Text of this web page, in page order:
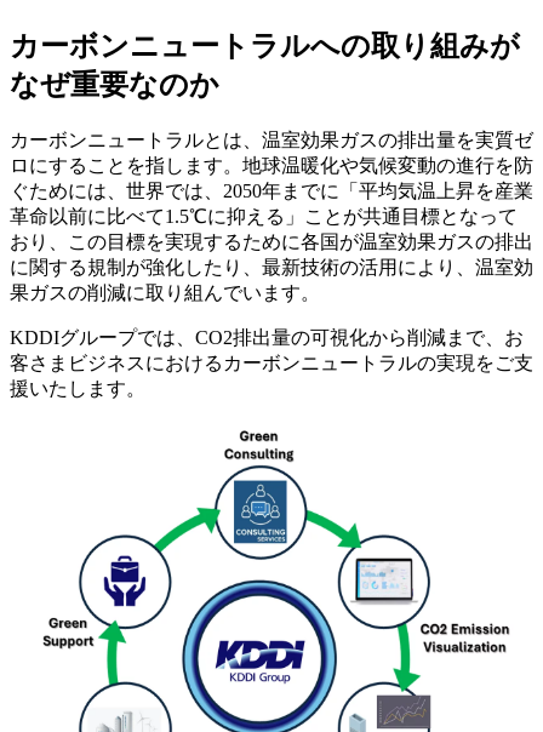
カーボンニュートラルへの取り組みが
なぜ重要なのか
カーボンニュートラルとは、温室効果ガスの排出量を実質ゼ
ロにすることを指します。地球温暖化や気候変動の進行を防
ぐためには、世界では、2050年までに「平均気温上昇を産業
革命以前に比べて1.5℃に抑える」ことが共通目標となって
おり、この目標を実現するために各国が温室効果ガスの排出
に関する規制が強化したり、最新技術の活用により、温室効
果ガスの削減に取り組んでいます。
KDDIグループでは、CO2排出量の可視化から削減まで、お
客さまビジネスにおけるカーボンニュートラルの実現をご支
援いたします。